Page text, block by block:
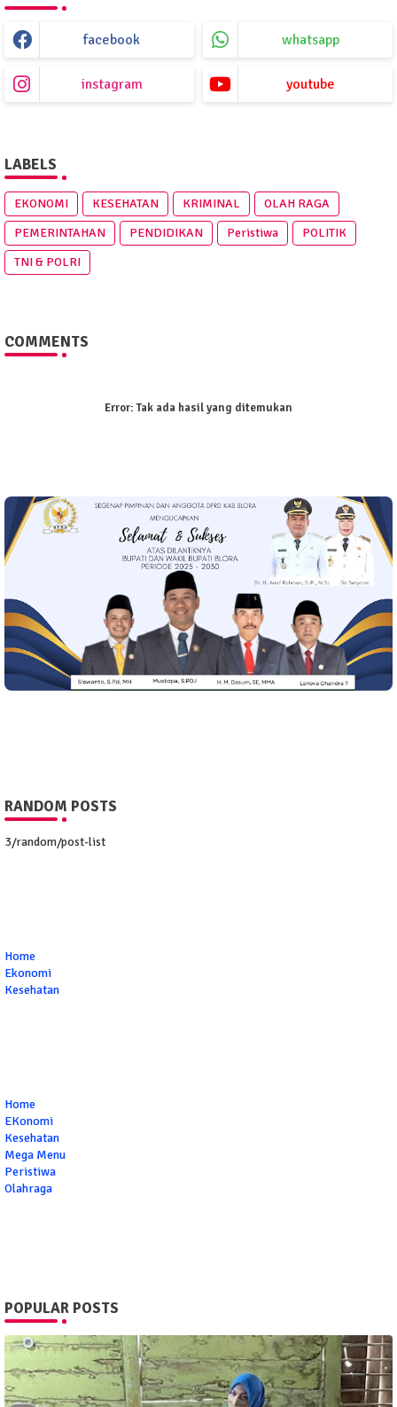
facebook whatsapp
instagram youtube
LABELS
EKONOMI KESEHATAN KRIMINAL
OLAH RAGA
PEMERINTAHAN
PENDIDIKAN Peristiwa
POLITIK
TNI & POLRI
COMMENTS
Error:Tak ada hasil yang ditemukan
RANDOM POSTS
3/random/post-list
Home
Ekonomi
Kesehatan
Home
EKonomi
Kesehatan
Mega Menu
Peristiwa
Olahraga
POPULAR POSTS